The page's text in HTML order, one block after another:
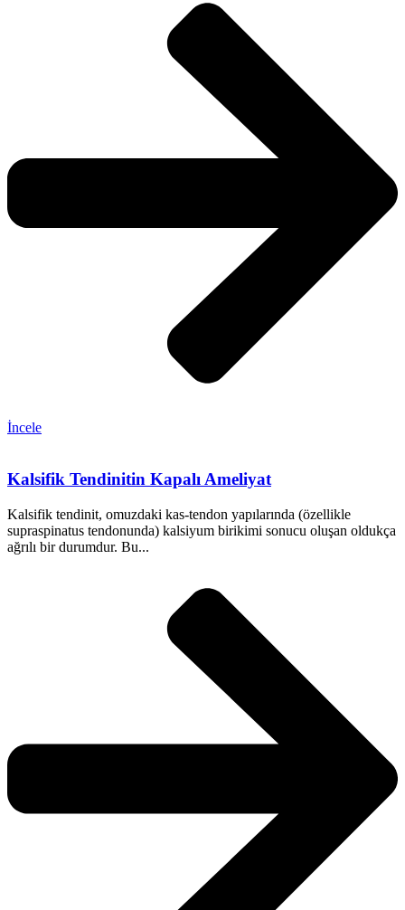
İncele
Kalsifik Tendinitin Kapalı Ameliyat
Kalsifik tendinit, omuzdaki kas-tendon yapılarında (özellikle
supraspinatus tendonunda) kalsiyum birikimi sonucu oluşan oldukça
ağrılı bir durumdur. Bu...